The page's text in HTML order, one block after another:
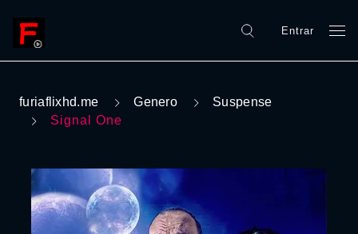
Entrar
furiaflixhd.me Genero
Suspense
Signal One